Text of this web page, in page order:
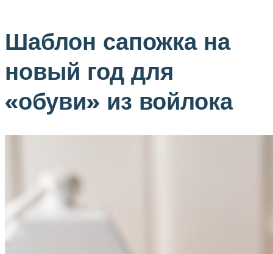
Шаблон сапожка на
новый год для
«обуви» из войлока